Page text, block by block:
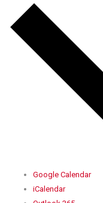
Google Calendar
iCalendar